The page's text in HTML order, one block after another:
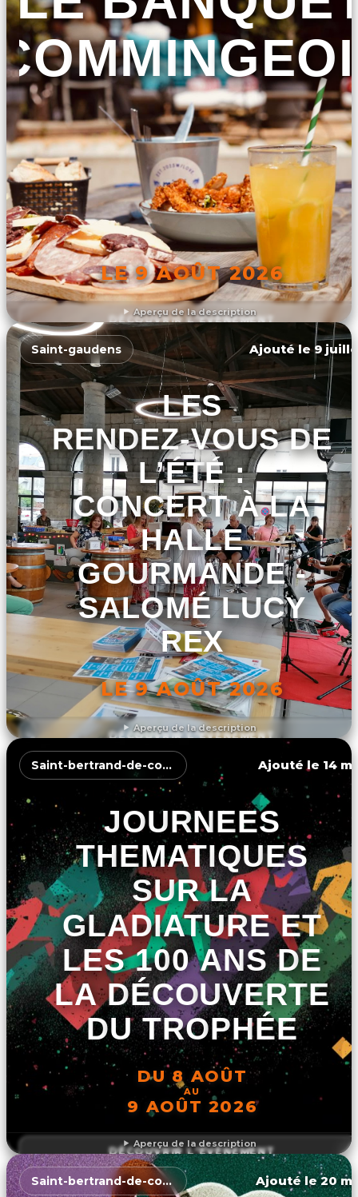
Aperçu de la description
LE 9 AOÛT 2026
DÉCOUVRIR L'ÉVÉNEMENT
Aperçu de la description
Saint-gaudens Ajouté le 9
LES
RENDEZ-VOUS DE
L’ÉTÉ :
CONCERT À LA
HALLE
GOURMANDE -
SALOMÉ LUCY
REX
LE 9 AOÛT 2026
DÉCOUVRIR L'ÉVÉNEMENT
Aperçu de la description
Saint-bertrand-de-comminges Ajouté le 14
JOURNEES
THEMATIQUES
SUR LA
GLADIATURE ET
LES 100 ANS DE
LA DÉCOUVERTE
DU TROPHÉE
DU 8 AOÛT
AU
9 AOÛT 2026
DÉCOUVRIR L'ÉVÉNEMENT
Saint-bertrand-de-comminges Ajouté le 20